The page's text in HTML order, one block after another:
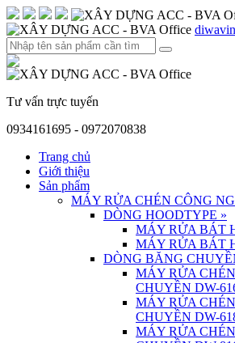
Tư vấn trực tuyến
0934161695 - 0972070838
Trang chủ
Giới thiệu
Sản phẩm
MÁY RỬA CHÉN CÔNG
DÒNG HOODTYPE »
MÁY RỬA BÁT
MÁY RỬA BÁT
DÒNG BĂNG
MÁY RỬA
CHUYỀN DW-
MÁY RỬA
CHUYỀN DW-
MÁY RỬA